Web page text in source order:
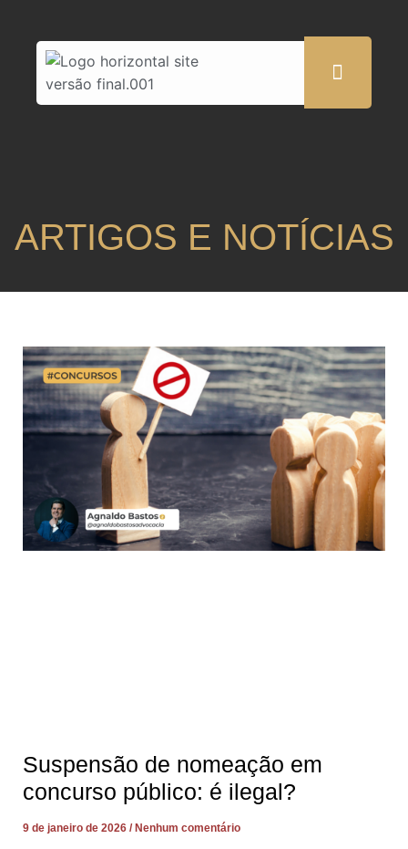
ARTIGOS E NOTÍCIAS
Suspensão de nomeação em
concurso público: é ilegal?
9 de janeiro de 2026 Nenhum comentário